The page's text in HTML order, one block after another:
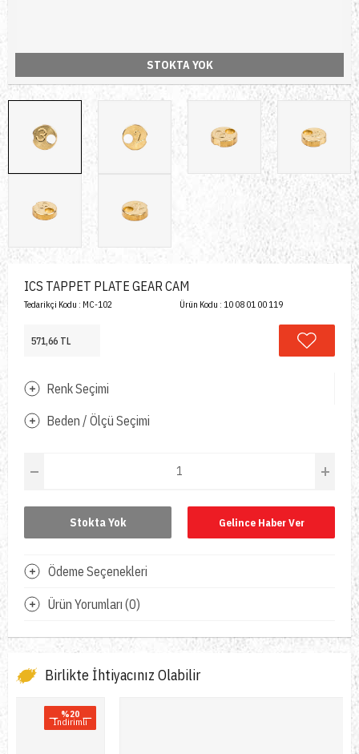
STOKTA YOK
ICS TAPPET PLATE GEAR CAM
Tedarikçi Kodu : MC-102 Ürün Kodu : 10 08 01 00 119
571,66 TL
Renk Seçimi
Beden / Ölçü Seçimi
Stokta Yok Gelince Haber Ver
Ödeme Seçenekleri
Ürün Yorumları (0)
Birlikte İhtiyacınız Olabilir